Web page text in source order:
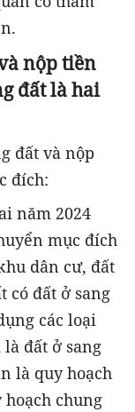
nộp tiền
đất là hai
đất và nộp
đích:
năm 2024
mục đích
dân cư, đất
có đất ở sang
các loại
đất ở sang
là quy hoạch
hoạch chung